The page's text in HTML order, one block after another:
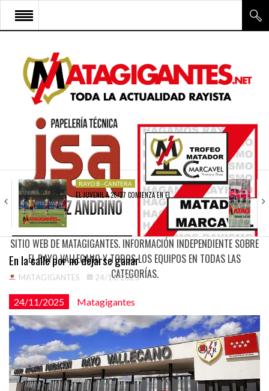
SITIO WEB DE MATAGIGANTES. INFORMACIÓN INDEPENDIENTE SOBRE
EL RAYO VALLECANO Y TODOS LOS EQUIPOS EN TODAS LAS
CATEGORÍAS.
INICIO
RAYO VALLECANO
CANTERA Y ESCUELA FRV
RAYO FÉMINAS
MULTIMEDIA
FIRMAS
CONTACTO
RAYO B - CANTERA
EL JUVENIL A 26/27 COMIENZA EN EL…
En la calle por no dejarse ganar
MATAGIGANTES 24/11/2025
24/11/2025 Matagigantes